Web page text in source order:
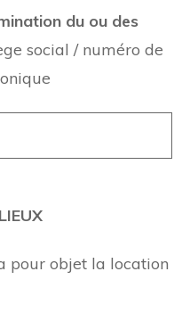
du ou des
social / numéro de
pour objet la location